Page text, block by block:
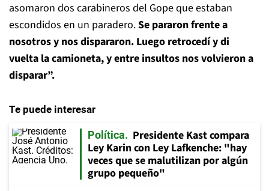
asomaron dos carabineros del Gope que estaban
escondidos en un paradero.Se pararon frente a
nosotros y nos dispararon. Luego retrocedí y di
vuelta la camioneta, y entre insultos nos volvieron a
disparar”.
Te puede interesar
Política
Presidente Kast compara
Ley Karin con Ley Lafkenche: "hay
veces que se malutilizan por algún
grupo pequeño"